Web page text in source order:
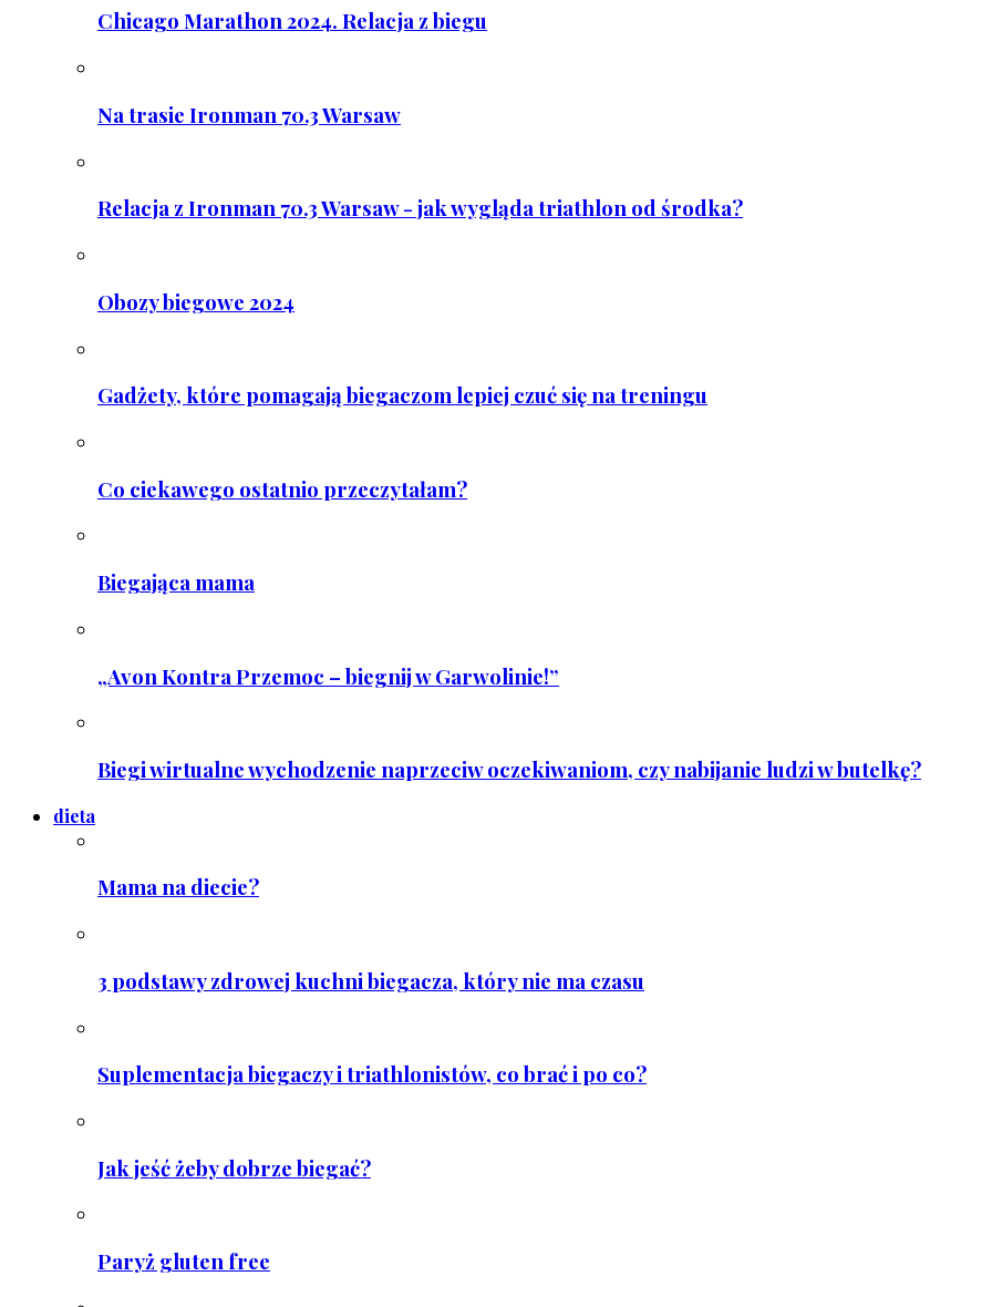
Chicago Marathon 2024. Relacja z biegu
Na trasie Ironman 70.3 Warsaw
Relacja z Ironman 70.3 Warsaw - jak wygląda triathlon od środka?
Obozy biegowe 2024
Gadżety, które pomagają biegaczom lepiej czuć się na treningu
Co ciekawego ostatnio przeczytałam?
Biegająca mama
„Avon Kontra Przemoc – biegnij w Garwolinie!”
Biegi wirtualne wychodzenie naprzeciw oczekiwaniom, czy nabijanie ludzi w butelkę?
dieta
Mama na diecie?
3 podstawy zdrowej kuchni biegacza, który nie ma czasu
Suplementacja biegaczy i triathlonistów, co brać i po co?
Jak jeść żeby dobrze biegać?
Paryż gluten free